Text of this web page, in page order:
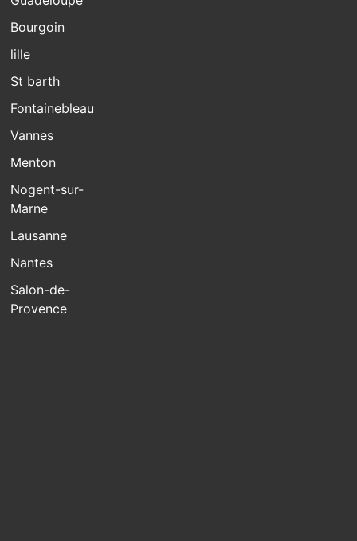
Bourgoin
lille
St barth
Fontainebleau
Vannes
Menton
Nogent-sur-
Marne
Lausanne
Nantes
Salon-de-
Provence